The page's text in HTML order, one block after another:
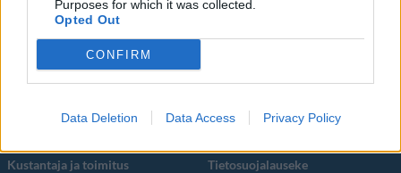
Purposes for which it was collected.
Opted Out
CONFIRM
Data Deletion Data Access Privacy Policy
Some
YouTube
Instagram
Twitter
Kustantaja ja toimitus Tietosuojalauseke